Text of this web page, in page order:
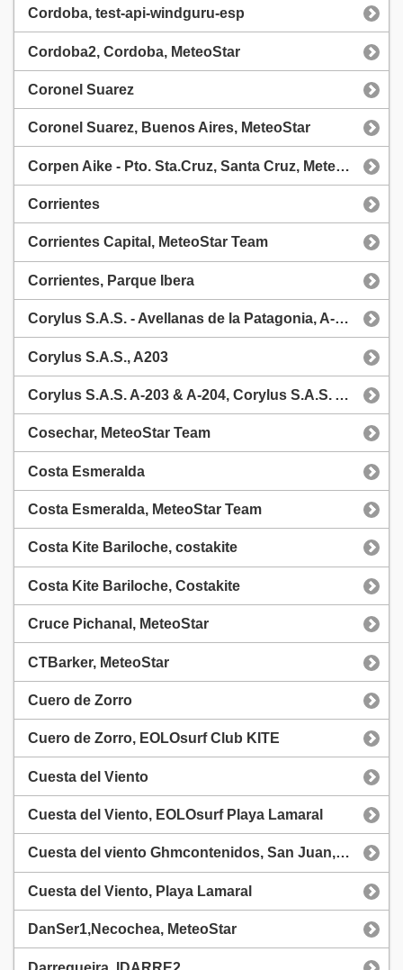
Cordoba, test-api-windguru-esp
Cordoba2, Cordoba, MeteoStar
Coronel Suarez
Coronel Suarez, Buenos Aires, MeteoStar
Corpen Aike - Pto. Sta.Cruz, Santa Cruz, MeteoStar
Corrientes
Corrientes Capital, MeteoStar Team
Corrientes, Parque Ibera
Corylus S.A.S. - Avellanas de la Patagonia, A-203 / A-204
Corylus S.A.S., A203
Corylus S.A.S. A-203 & A-204, Corylus S.A.S. A-203 & A-204
Cosechar, MeteoStar Team
Costa Esmeralda
Costa Esmeralda, MeteoStar Team
Costa Kite Bariloche, costakite
Costa Kite Bariloche, Costakite
Cruce Pichanal, MeteoStar
CTBarker, MeteoStar
Cuero de Zorro
Cuero de Zorro, EOLOsurf Club KITE
Cuesta del Viento
Cuesta del Viento, EOLOsurf Playa Lamaral
Cuesta del viento Ghmcontenidos, San Juan, MeteoStar
Cuesta del Viento, Playa Lamaral
DanSer1,Necochea, MeteoStar